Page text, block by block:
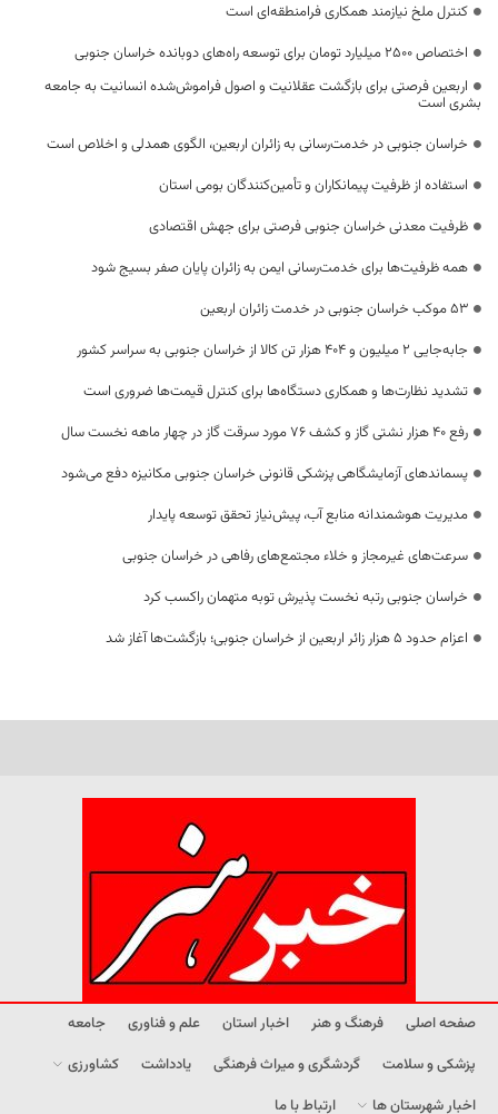
کنترل ملخ نیازمند همکاری فرامنطقه‌ای است
اختصاص 2500 میلیارد تومان برای توسعه راه‌های دوبانده خراسان جنوبی
اربعین فرصتی برای بازگشت عقلانیت و اصول فراموش‌شده انسانیت به جامعه
بشری است
خراسان جنوبی در خدمت‌رسانی به زائران اربعین، الگوی همدلی و اخلاص است
استفاده از ظرفیت پیمانکاران و تأمین‌کنندگان بومی استان
ظرفیت معدنی خراسان جنوبی فرصتی برای جهش اقتصادی
همه ظرفیت‌ها برای خدمت‌رسانی ایمن به زائران پایان صفر بسیج شود
53 موکب خراسان جنوبی در خدمت زائران اربعین
جابه‌جایی 2 میلیون و 404 هزار تن کالا از خراسان جنوبی به سراسر کشور
تشدید نظارت‌ها و همکاری دستگاه‌ها برای کنترل قیمت‌ها ضروری است
رفع 40 هزار نشتی گاز و کشف 76 مورد سرقت گاز در چهار ماهه نخست سال
پسماندهای آزمایشگاهی پزشکی قانونی خراسان جنوبی مکانیزه دفع می‌شود
مدیریت هوشمندانه منابع آب، پیش‌نیاز تحقق توسعه پایدار
سرعت‌های غیرمجاز و خلاء مجتمع‌های رفاهی در خراسان جنوبی
خراسان جنوبی رتبه نخست پذیرش توبه متهمان راکسب کرد
اعزام حدود 5 هزار زائر اربعین از خراسان جنوبی؛ بازگشت‌ها آغاز شد
صفحه اصلی فرهنگ و هنر اخبار استان علم و فناوری
جامعه
پزشکی و سلامت
گردشگری و میراث فرهنگی یادداشت
کشاورزی
اخبار شهرستان ها
ارتباط با ما